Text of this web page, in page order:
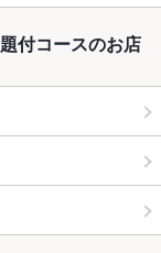
付コースのお店